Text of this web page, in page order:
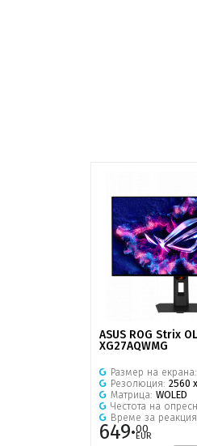
ASUS ROG Strix
XG27AQWMG
Размер на екрана:
Резолюция: 2560
Матрица: WOLED
Честота на
Време за реакция
649·00
EUR